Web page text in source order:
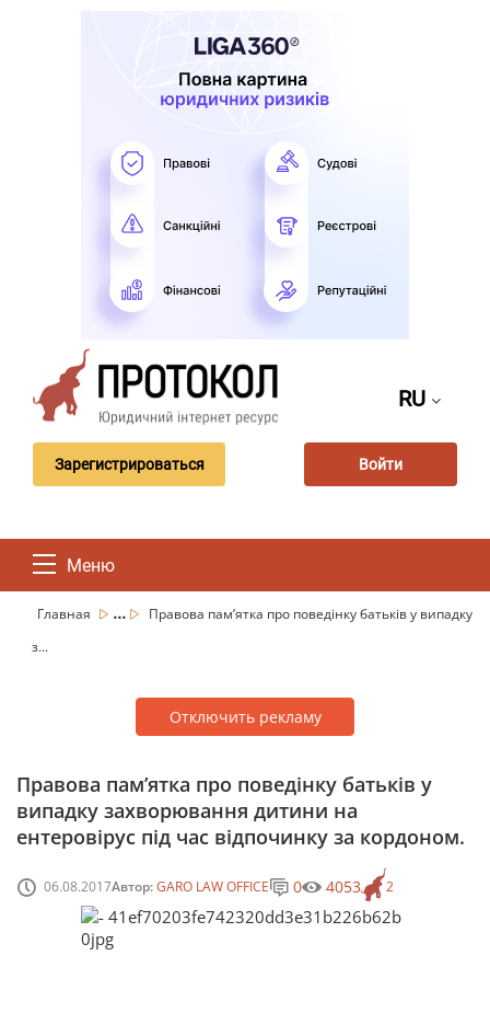
RU
Зарегистрироваться Войти
Меню
Главная ...
Правова пам’ятка про поведінку батьків у випадку
з...
Отключить рекламу
Правова пам’ятка про поведінку батьків у
випадку захворювання дитини на
ентеровірус під час відпочинку за кордоном.
06.08.2017Автор:GARO LAW OFFICE 2
0 4053